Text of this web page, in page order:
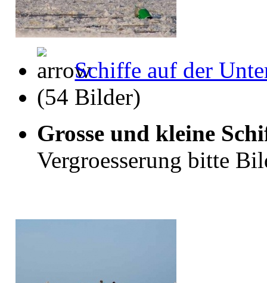
Schiffe auf der
(54 Bilder)
Grosse und kleine
Vergroesserung bitte